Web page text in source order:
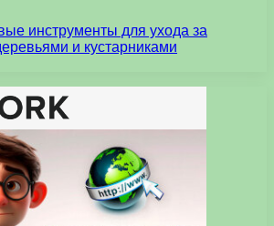
инструменты для ухода за
и кустарниками